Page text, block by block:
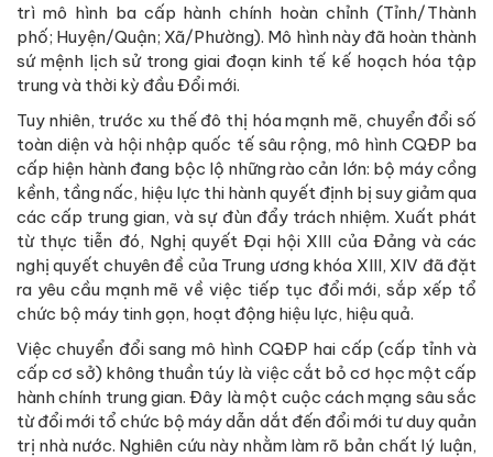
trì mô hình ba cấp hành chính hoàn chỉnh (Tỉnh/Thành
phố; Huyện/Quận; Xã/Phường). Mô hình này đã hoàn thành
sứ mệnh lịch sử trong giai đoạn kinh tế kế hoạch hóa tập
trung và thời kỳ đầu Đổi mới.
Tuy nhiên, trước xu thế đô thị hóa mạnh mẽ, chuyển đổi số
toàn diện và hội nhập quốc tế sâu rộng, mô hình CQĐP ba
cấp hiện hành đang bộc lộ những rào cản lớn: bộ máy cồng
kềnh, tầng nấc, hiệu lực thi hành quyết định bị suy giảm qua
các cấp trung gian, và sự đùn đẩy trách nhiệm. Xuất phát
từ thực tiễn đó, Nghị quyết Đại hội XIII của Đảng và các
nghị quyết chuyên đề của Trung ương khóa XIII, XIV đã đặt
ra yêu cầu mạnh mẽ về việc tiếp tục đổi mới, sắp xếp tổ
chức bộ máy tinh gọn, hoạt động hiệu lực, hiệu quả.
Việc chuyển đổi sang mô hình CQĐP hai cấp (cấp tỉnh và
cấp cơ sở) không thuần túy là việc cắt bỏ cơ học một cấp
hành chính trung gian. Đây là một cuộc cách mạng sâu sắc
từ đổi mới tổ chức bộ máy dẫn dắt đến đổi mới tư duy quản
trị nhà nước. Nghiên cứu này nhằm làm rõ bản chất lý luận,